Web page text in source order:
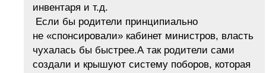
инвентаря и т.д.
Если бы родители принципиально
не «спонсировали» кабинет министров, власть
чухалась бы быстрее.А так родители сами
создали и крышуют систему поборов, которая